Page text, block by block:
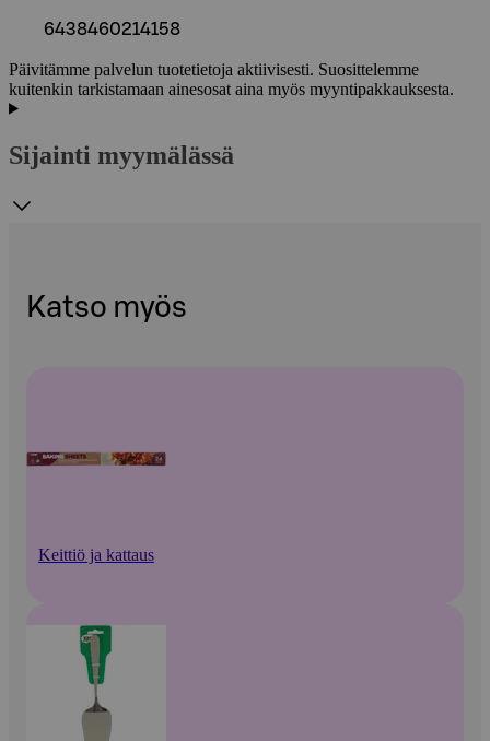
6438460214158
Päivitämme palvelun tuotetietoja aktiivisesti. Suosittelemme
kuitenkin tarkistamaan ainesosat aina myös myyntipakkauksesta.
Sijainti myymälässä
Katso myös
Keittiö ja kattaus